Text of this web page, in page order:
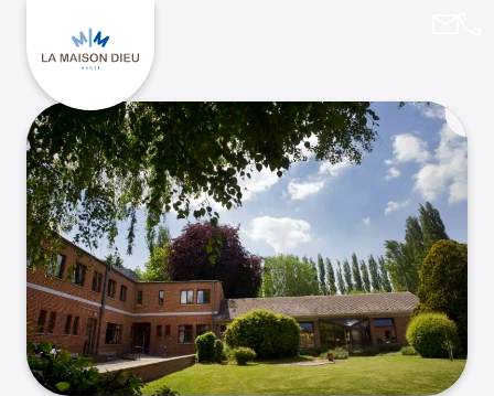
Keer terug naar La Maison Dieu